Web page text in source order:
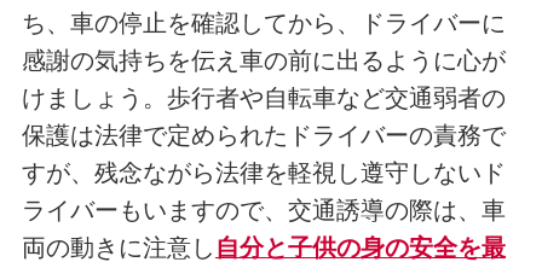
ち、車の停止を確認してから、ドライバーに
感謝の気持ちを伝え車の前に出るように心が
けましょう。歩行者や自転車など交通弱者の
保護は法律で定められたドライバーの責務で
すが、残念ながら法律を軽視し遵守しないド
ライバーもいますので、交通誘導の際は、車
両の動きに注意し 自分と子供の身の安全を最